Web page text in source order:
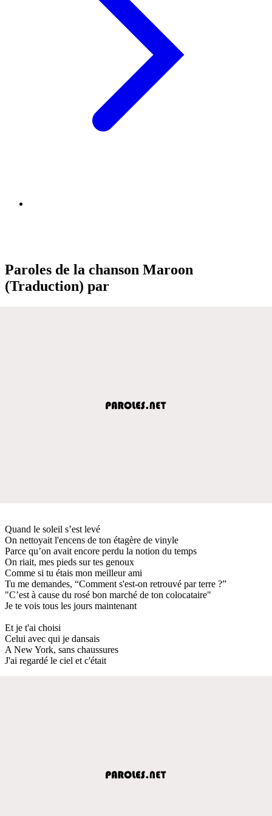
Paroles de la chanson Maroon
(Traduction) par
Quand le soleil s’est levé
On nettoyait l'encens de ton étagère de vinyle
Parce qu’on avait encore perdu la notion du temps
On riait, mes pieds sur tes genoux
Comme si tu étais mon meilleur ami
Tu me demandes, “Comment s'est-on retrouvé par terre ?”
"C’est à cause du rosé bon marché de ton colocataire"
Je te vois tous les jours maintenant
Et je t'ai choisi
Celui avec qui je dansais
A New York, sans chaussures
J'ai regardé le ciel et c'était